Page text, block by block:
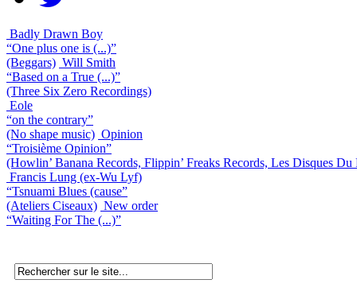
Badly Drawn Boy
“One plus one is (...)”
(Beggars) Will Smith
“Based on a True (...)”
(Three Six Zero Recordings)
Eole
“on the contrary”
(No shape music) Opinion
“Troisième Opinion”
(Howlin’ Banana Records, Flippin’ Freaks Records, Les Disques
Francis Lung (ex-Wu Lyf)
“Tsnuami Blues (cause”
(Ateliers Ciseaux) New order
“Waiting For The (...)”